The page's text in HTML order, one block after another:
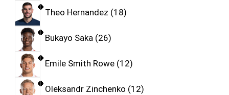
Theo Hernandez 18
Bukayo Saka 26
Emile Smith Rowe 12
Oleksandr Zinchenko 12